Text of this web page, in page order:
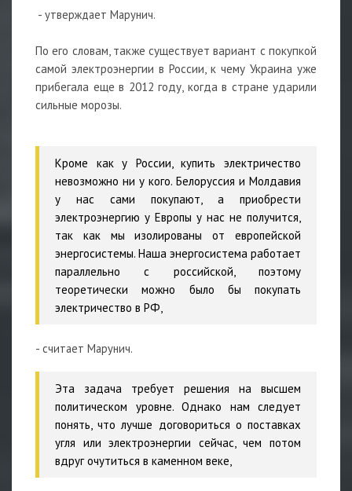
- утверждает Марунич.
По его словам, также существует вариант с покупкой
самой электроэнергии в России, к чему Украина уже
прибегала еще в 2012 году, когда в стране ударили
сильные морозы.
Кроме как у России, купить электричество
невозможно ни у кого. Белоруссия и Молдавия
у нас сами покупают, а приобрести
электроэнергию у Европы у нас не получится,
так как мы изолированы от европейской
энергосистемы. Наша энергосистема работает
параллельно с российской, поэтому
теоретически можно было бы покупать
электричество в РФ,
- считает Марунич.
Эта задача требует решения на высшем
политическом уровне. Однако нам следует
понять, что лучше договориться о поставках
угля или электроэнергии сейчас, чем потом
вдруг очутиться в каменном веке,